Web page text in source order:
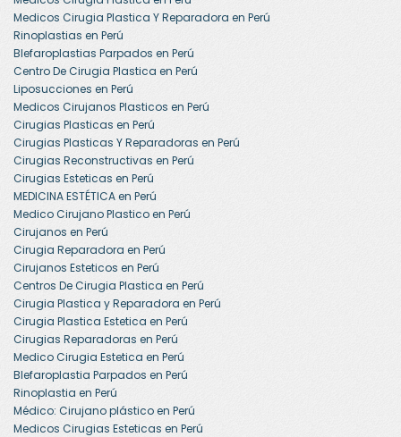
Medicos Cirugia Plastica Y Reparadora en Perú
Rinoplastias en Perú
Blefaroplastias Parpados en Perú
Centro De Cirugia Plastica en Perú
Liposucciones en Perú
Medicos Cirujanos Plasticos en Perú
Cirugias Plasticas en Perú
Cirugias Plasticas Y Reparadoras en Perú
Cirugias Reconstructivas en Perú
Cirugias Esteticas en Perú
MEDICINA ESTÉTICA en Perú
Medico Cirujano Plastico en Perú
Cirujanos en Perú
Cirugia Reparadora en Perú
Cirujanos Esteticos en Perú
Centros De Cirugia Plastica en Perú
Cirugia Plastica y Reparadora en Perú
Cirugia Plastica Estetica en Perú
Cirugias Reparadoras en Perú
Medico Cirugia Estetica en Perú
Blefaroplastia Parpados en Perú
Rinoplastia en Perú
Médico: Cirujano plástico en Perú
Medicos Cirugias Esteticas en Perú